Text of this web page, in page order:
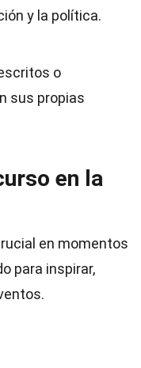
y la política.
o
sus propias
en la
en momentos
para inspirar,